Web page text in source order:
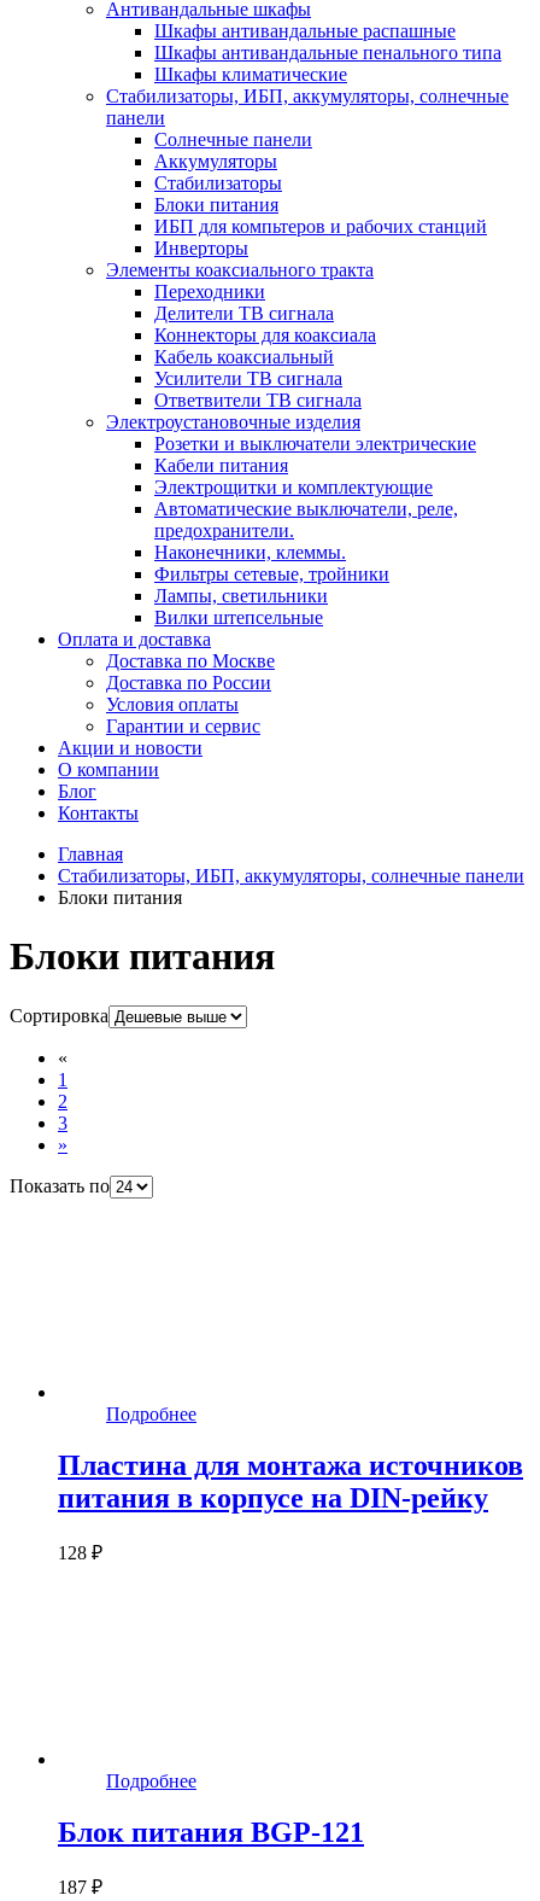
Антивандальные шкафы
Шкафы антивандальные распашные
Шкафы антивандальные пенального типа
Шкафы климатические
Стабилизаторы, ИБП, аккумуляторы, солнечные
панели
Солнечные панели
Аккумуляторы
Стабилизаторы
Блоки питания
ИБП для компьтеров и рабочих станций
Инверторы
Элементы коаксиального тракта
Переходники
Делители ТВ сигнала
Коннекторы для коаксиала
Кабель коаксиальный
Усилители ТВ сигнала
Ответвители ТВ сигнала
Электроустановочные изделия
Розетки и выключатели электрические
Кабели питания
Электрощитки и комплектующие
Автоматические выключатели, реле,
предохранители.
Наконечники, клеммы.
Фильтры сетевые, тройники
Лампы, светильники
Вилки штепсельные
Оплата и доставка
Доставка по Москве
Доставка по России
Условия оплаты
Гарантии и сервис
Акции и новости
О компании
Блог
Контакты
Главная
Стабилизаторы, ИБП, аккумуляторы, солнечные панели
Блоки питания
Блоки питания
Сортировка
«
1
2
3
»
Показать по
Подробнее
Пластина для монтажа источников
питания в корпусе на DIN-рейку
128 ₽
Подробнее
Блок питания BGP-121
187 ₽